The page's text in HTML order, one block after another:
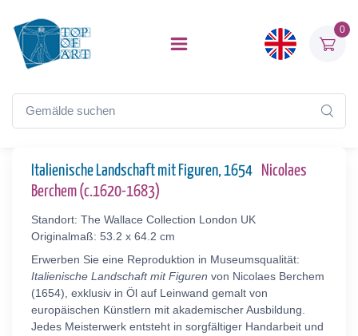
0
Italienische Landschaft mit Figuren, 1654
Nicolaes
Berchem (c.1620-1683)
Standort: The Wallace Collection London UK
Originalmaß: 53.2 x 64.2 cm
Erwerben Sie eine Reproduktion in Museumsqualität:
Italienische Landschaft mit Figuren von Nicolaes Berchem
(1654), exklusiv in Öl auf Leinwand gemalt von
europäischen Künstlern mit akademischer Ausbildung.
Jedes Meisterwerk entsteht in sorgfältiger Handarbeit und